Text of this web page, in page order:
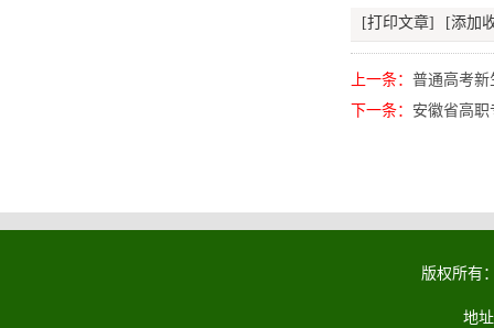
[打印文章] [添加
上一条： 普通高考新
下一条： 安徽省高
版权所有
地